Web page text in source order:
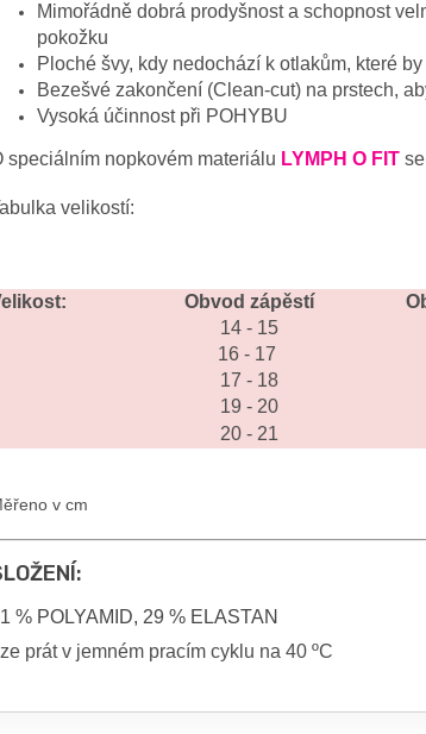
Mimořádně dobrá prodyšnost a schopnost
pokožku
Ploché švy, kdy nedochází k otlakům, které
Bezešvé zakončení (Clean-cut) na prstech,
Vysoká účinnost při POHYBU
speciálním nopkovém materiálu LYMPH O FIT
velikostí:
Obvod zápěstí
14 - 15
16 - 17
17 - 18
19 - 20
20 - 21
v cm
% POLYAMID, 29 % ELASTAN
prát v jemném pracím cyklu na 40 ºC